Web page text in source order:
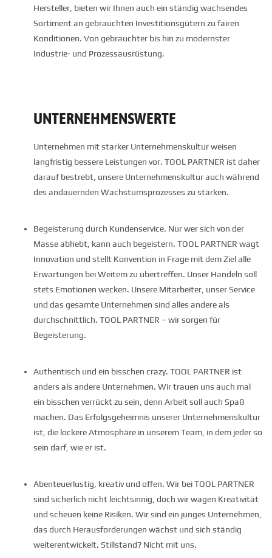
Hersteller, bieten wir Ihnen auch ein ständig wachsendes
Sortiment an gebrauchten Investitionsgütern zu fairen
Konditionen. Von gebrauchter bis hin zu modernster
Industrie- und Prozessausrüstung.
UNTERNEHMENSWERTE
Unternehmen mit starker Unternehmenskultur weisen
langfristig bessere Leistungen vor. TOOL PARTNER ist daher
darauf bestrebt, unsere Unternehmenskultur auch während
des andauernden Wachstumsprozesses zu stärken.
Begeisterung durch Kundenservice. Nur wer sich von der
Masse abhebt, kann auch begeistern. TOOL PARTNER wagt
Innovation und stellt Konvention in Frage mit dem Ziel alle
Erwartungen bei Weitem zu übertreffen. Unser Handeln soll
stets Emotionen wecken. Unsere Mitarbeiter, unser Service
und das gesamte Unternehmen sind alles andere als
durchschnittlich. TOOL PARTNER – wir sorgen für
Begeisterung.
Authentisch und ein bisschen crazy. TOOL PARTNER ist
anders als andere Unternehmen. Wir trauen uns auch mal
ein bisschen verrückt zu sein, denn Arbeit soll auch Spaß
machen. Das Erfolgsgeheimnis unserer Unternehmenskultur
ist, die lockere Atmosphäre in unserem Team, in dem jeder so
sein darf, wie er ist.
Abenteuerlustig, kreativ und offen. Wir bei TOOL PARTNER
sind sicherlich nicht leichtsinnig, doch wir wagen Kreativität
und scheuen keine Risiken. Wir sind ein junges Unternehmen,
das durch Herausforderungen wächst und sich ständig
weiterentwickelt. Stillstand? Nicht mit uns.